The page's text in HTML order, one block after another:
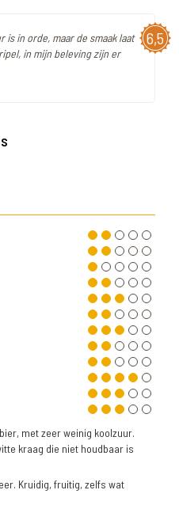
6,5
is in orde, maar de smaak laat
in mijn beleving zijn er
met zeer weinig koolzuur.
kraag die niet houdbaar is
Kruidig, fruitig, zelfs wat